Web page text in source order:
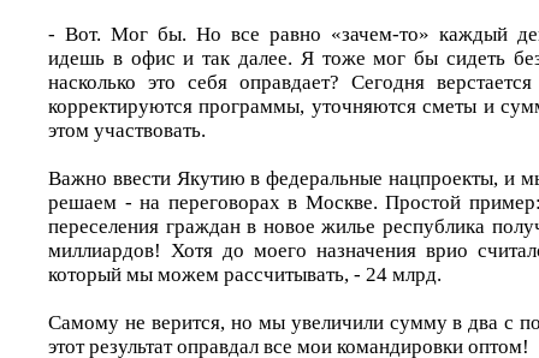
- Вот. Мог бы. Но все равно «зачем-то» каждый
идешь в офис и так далее. Я тоже мог бы сидеть
насколько это себя оправдает? Сегодня
корректируются программы, уточняются сметы и
этом участвовать.
Важно ввести Якутию в федеральные нацпроекты, и
решаем - на переговорах в Москве. Простой
переселения граждан в новое жилье республика
миллиардов! Хотя до моего назначения врио
который мы можем рассчитывать, - 24 млрд.
Самому не верится, но мы увеличили сумму в два с
этот результат оправдал все мои командировки оптом!